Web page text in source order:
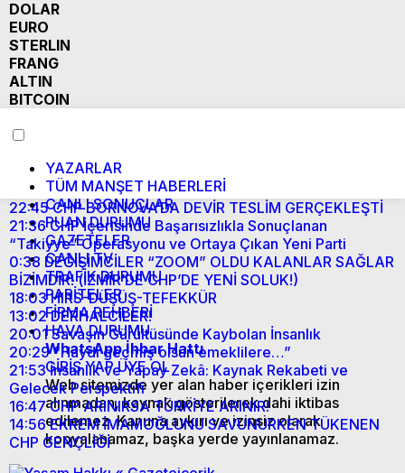
DOLAR
EURO
STERLIN
FRANG
ALTIN
BITCOIN
YAZARLAR
TÜM MANŞET HABERLERİ
CANLI SONUÇLAR
PUAN DURUMU
GAZETELER
CANLI TV
TRAFİK DURUMU
PARİTELER
FİRMA REHBERİ
HAVA DURUMU
WhatsApp İhbar Hattı
GİRİŞ YAP ÜYE OL
Web sitemizde yer alan haber içerikleri izin
alınmadan, kaynak gösterilerek dahi iktibas
edilemez. Kanuna aykırı ve izinsiz olarak
kopyalanamaz, başka yerde yayınlanamaz.
22:45 CHP BORNOVA’DA DEVİR TESLİM GERÇEKLEŞTİ
21:36 CHP İçerisinde Başarısızlıkla Sonuçlanan
“Takiyye” Operasyonu ve Ortaya Çıkan Yeni Parti
0:38 DEĞİŞİMCİLER “ZOOM” OLDU KALANLAR SAĞLAR
BİZİMDİR! (İZMİR’DE CHP’DE YENİ SOLUK!)
18:03 HIRS-DÜŞÜŞ-TEFEKKÜR
13:02 DERHALCİLER!
20:01 Savaşın Gürültüsünde Kaybolan İnsanlık
20:29 “Haydi geçmiş olsun emeklilere…”
21:53 İnsanlık ve Yapay Zekâ: Kaynak Rekabeti ve
Gelecek Perspektifi
16:47 CHP ARINIRSA TÜRKİYE ARINIR!
14:56 EKREM İMAMOĞLUNU SAVUNURKEN TÜKENEN
CHP GENÇLİĞİ